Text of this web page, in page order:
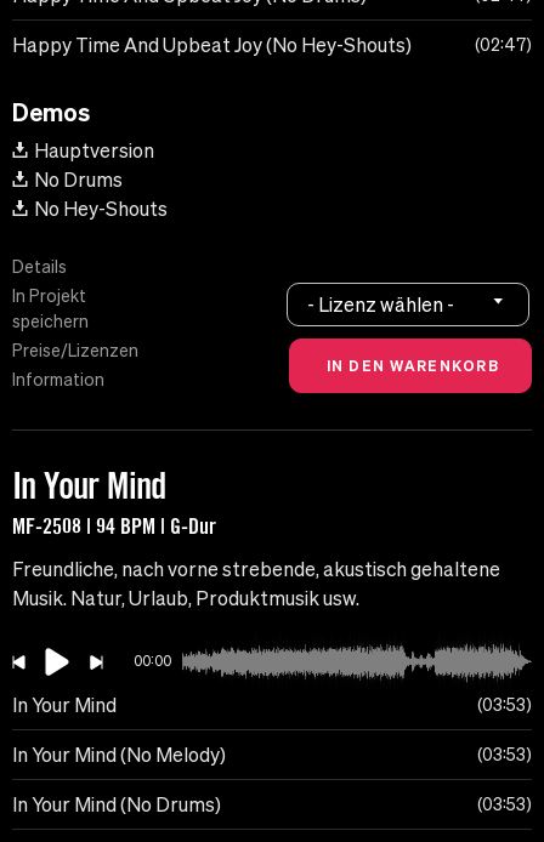
Happy Time And Upbeat Joy (No Hey-Shouts) 02:47
Demos
Hauptversion
No Drums
No Hey-Shouts
Details
In Projekt
speichern
Preise/Lizenzen
Information
- Lizenz wählen -
In Your Mind
MF-2508 | 94 BPM | G-Dur
Freundliche, nach vorne strebende, akustisch gehaltene
Musik. Natur, Urlaub, Produktmusik usw.
00:00
In Your Mind 03:53
In Your Mind (No Melody) 03:53
In Your Mind (No Drums) 03:53